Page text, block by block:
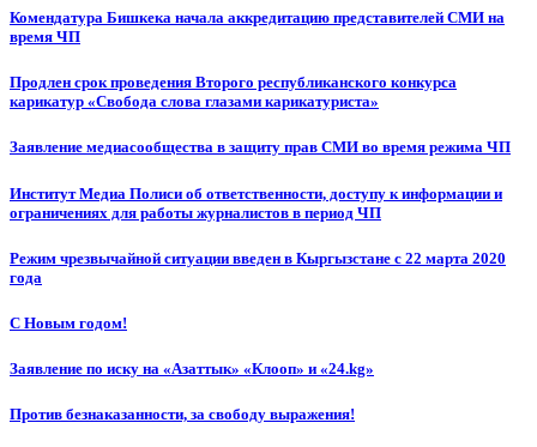
Комендатура Бишкека начала аккредитацию представителей СМИ на
время ЧП
Продлен срок проведения Второго республиканского конкурса
карикатур «Свобода слова глазами карикатуриста»
Заявление медиасообщества в защиту прав СМИ во время режима ЧП
Институт Медиа Полиси об ответственности, доступу к информации и
ограничениях для работы журналистов в период ЧП
Режим чрезвычайной ситуации введен в Кыргызстане с 22 марта 2020
года
С Новым годом!
Заявление по иску на «Азаттык» «Клооп» и «24.kg»
Против безнаказанности, за свободу выражения!